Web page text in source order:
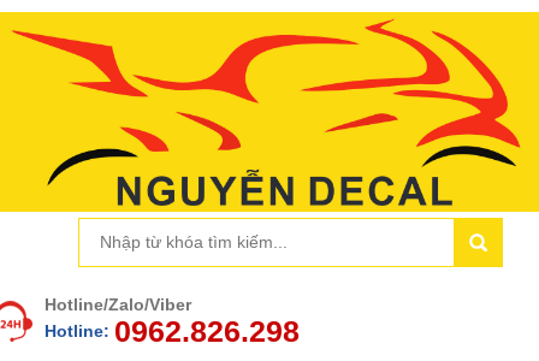
Hotline/Zalo/Viber
Hotline: 0962.826.298